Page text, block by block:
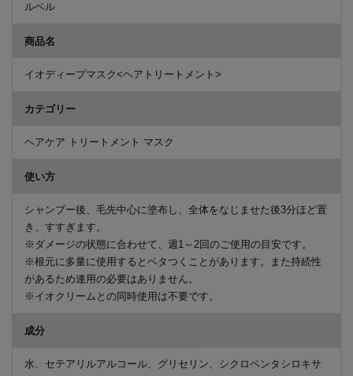
ルベル
商品名
イオディープマスク<ヘアトリートメント>
カテゴリー
ヘアケア トリートメント マスク
使い方
シャンプー後、毛先中心に塗布し、全体をなじませた後3分ほど置
き、すすぎます。
※ダメージの状態に合わせて、週1～2回のご使用の目安です。
※根元に多量に使用するとベタつくことがあります。また持続性
があるため連用の必要はありません。
※イオクリームとの同時使用は不要です。
成分
水、セテアリルアルコール、グリセリン、シクロペンタシロキサ